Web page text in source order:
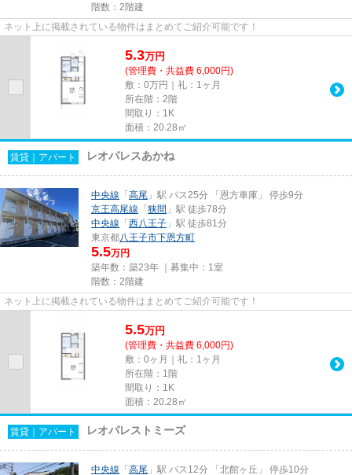
階数：2階建
ネット上に掲載されている物件はまとめてご紹介可能です！
5.3万円
(管理費・共益費 6,000円)
敷：0万円｜礼：1ヶ月
所在階：2階
間取り：1K
面積：20.28㎡
賃貸｜アパート レオパレスあかね
中央線 「高尾 」駅 バス25分 「恩方車庫」 停歩9分
京王高尾線 「狭間 」駅 徒歩78分
中央線 「西八王子 」駅 徒歩81分
東京都八王子市下恩方町
5.5万円
築年数：築23年 ｜募集中： 1室
階数：2階建
ネット上に掲載されている物件はまとめてご紹介可能です！
5.5万円
(管理費・共益費 6,000円)
敷：0ヶ月｜礼：1ヶ月
所在階：1階
間取り：1K
面積：20.28㎡
賃貸｜アパート レオパレストミーズ
中央線 「高尾 」駅 バス12分 「北館ヶ丘」 停歩10分